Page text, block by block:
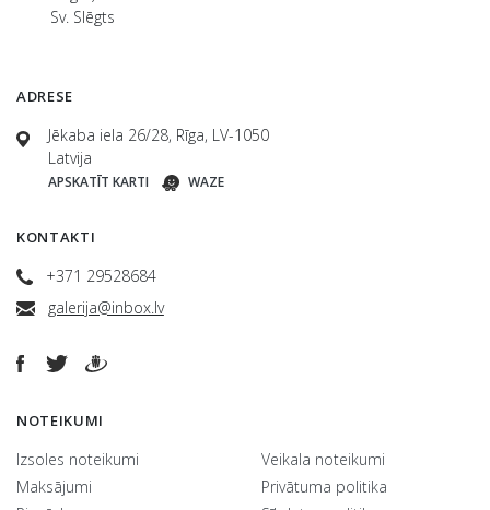
Sv. Slēgts
ADRESE
Jēkaba iela 26/28, Rīga, LV-1050
Latvija
APSKATĪT KARTI WAZE
KONTAKTI
+371 29528684
galerija@inbox.lv
NOTEIKUMI
Izsoles noteikumi
Maksājumi
Veikala noteikumi
Privātuma politika